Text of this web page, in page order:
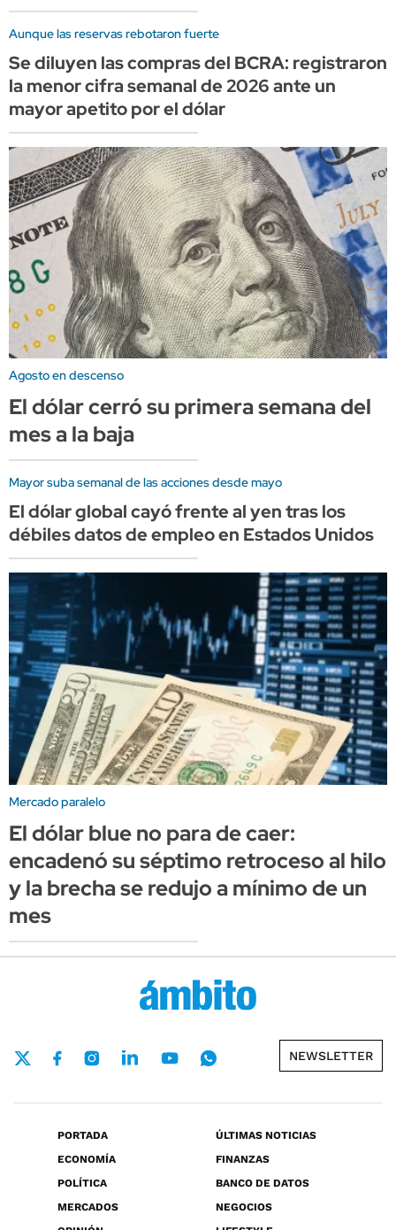
Aunque las reservas rebotaron fuerte
Se diluyen las compras del BCRA: registraron
la menor cifra semanal de 2026 ante un
mayor apetito por el dólar
Agosto en descenso
El dólar cerró su primera semana del
mes a la baja
Mayor suba semanal de las acciones desde mayo
El dólar global cayó frente al yen tras los
débiles datos de empleo en Estados Unidos
Mercado paralelo
El dólar blue no para de caer:
encadenó su séptimo retroceso al hilo
y la brecha se redujo a mínimo de un
mes
NEWSLETTER
PORTADA
ÚLTIMAS NOTICIAS
ECONOMÍA
FINANZAS
POLÍTICA
BANCO DE DATOS
MERCADOS
NEGOCIOS